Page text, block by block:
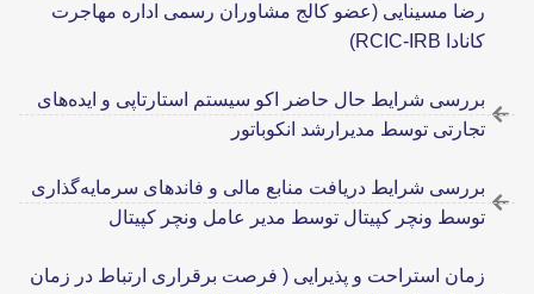
رضا مسینایی (عضو کالج مشاوران رسمی اداره مهاجرت
کانادا RCIC-IRB)
بررسی شرایط حال حاضر اکو سیستم استارتاپی و ایده‌های
تجارتی توسط مدیرارشد انکوباتور
بررسی شرایط دریافت منابع مالی و فاندهای سرمایه‌گذاری
توسط ونچر کپیتال توسط مدیر عامل ونچر کپیتال
زمان استراحت و پذیرایی ( فرصت برقراری ارتباط در زمان